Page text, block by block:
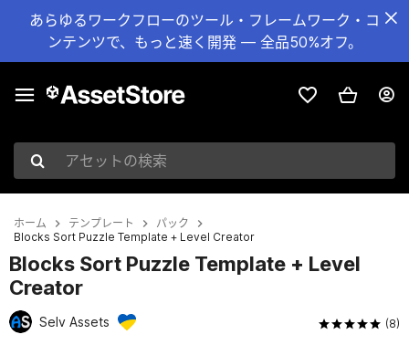
あらゆるワークフローのツール・フレームワーク・コ
ンテンツで、もっと速く開発 — 全品50%オフ。
アセットの検索
ホーム テンプレート
パック
Blocks Sort Puzzle Template + Level Creator
Blocks Sort Puzzle Template + Level
Creator
Selv Assets (8)